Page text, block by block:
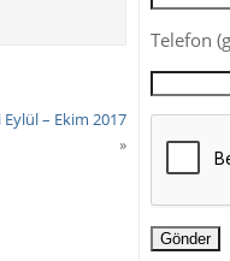
Eylül – Ekim 2017
»
Telefon